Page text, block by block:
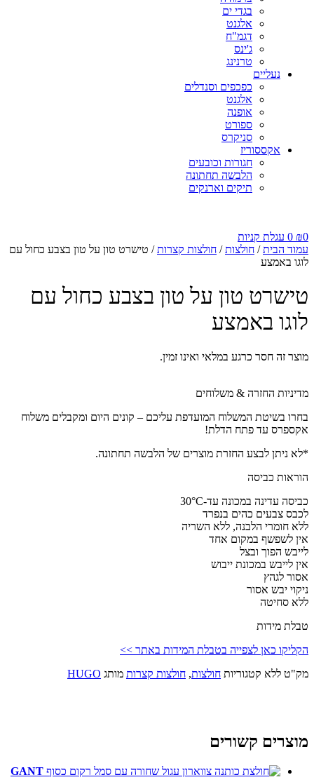
בגדי ים
אלגנט
דגמ"ח
ג'ינס
טרנינג
נעליים
כפכפים וסנדלים
אלגנט
אופנה
ספורט
סניקרס
אקססוריז
חגורות וכובעים
הלבשה תחתונה
תיקים וארנקים
₪0
0 עגלת קניות
עמוד הבית/ חולצות/ חולצות קצרות/ טישרט טון על טון בצבע כחול עם
לוגו באמצע
טישרט טון על טון בצבע כחול עם
לוגו באמצע
מוצר זה חסר כרגע במלאי ואינו זמין.
מדיניות החזרה & משלוחים
בחרו בשיטת המשלוח המועדפת עליכם – קונים היום ומקבלים משלוח
אקספרס עד פתח הדלת!
*לא ניתן לבצע החזרת מוצרים של הלבשה תחתונה.
הוראות כביסה
כביסה עדינה במכונה עד-30°C
לכבס צבעים כהים בנפרד
ללא חומרי הלבנה, ללא השריה
אין לשפשף במקום אחד
לייבש הפוך ובצל
אין לייבש במכונת ייבוש
אסור לגהץ
ניקוי יבש אסור
ללא סחיטה
טבלת מידות
הקליקו כאן לצפייה בטבלת המידות באתר >>
מק"ט ללא קטגוריות חולצות, חולצות קצרות מותג HUGO
מוצרים קשורים
GANT